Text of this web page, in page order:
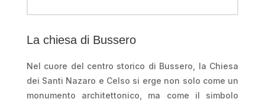
La chiesa di Bussero
Nel cuore del centro storico di Bussero, la Chiesa
dei Santi Nazaro e Celso si erge non solo come un
monumento architettonico, ma come il simbolo